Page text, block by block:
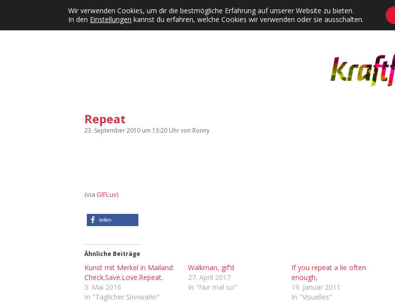
Kategorien Dropdown-Menü öffnen
KFMW-Disco Dates Instagrams Contact Adventskalender Dropdown-Menü öffnen
Repeat
23. September 2010 um 13:20 Uhrvon Ronny
(via GIFLuv)
teilen
Ähnliche Beiträge
Kunst mit Merkel in Mailand:
Check.Save.Love.Repeat.
5. Mai 2016
In "Täglicher Sinnwahn"
Walkman, gif’d
27. April 2017
In "Nur mal so"
If you repeat a lie often
enough,
19. Januar 2011
In "Visuelles"
Wir verwenden Cookies, um dir die bestmögliche Erfahrung auf unserer Website zu bieten.
In den Einstellungen kannst du erfahren, welche Cookies wir verwenden oder sie ausschalten.